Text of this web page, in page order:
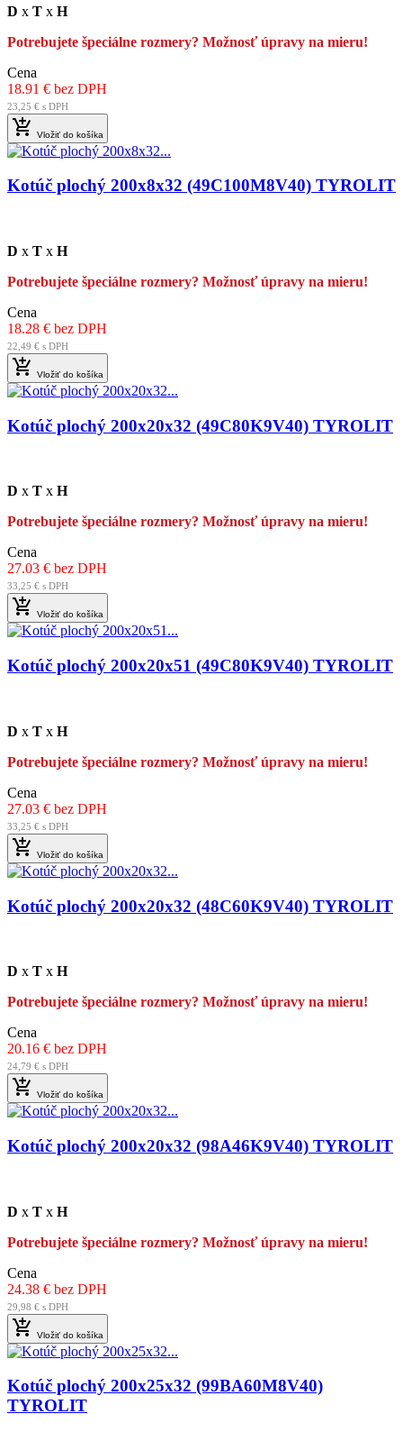
D x T x H
Potrebujete špeciálne rozmery? Možnosť úpravy na mieru!
Cena
18.91 € bez DPH
23,25 € s DPH
 Vložiť do košíka
Kotúč plochý 200x8x32 (49C100M8V40) TYROLIT
D x T x H
Potrebujete špeciálne rozmery? Možnosť úpravy na mieru!
Cena
18.28 € bez DPH
22,49 € s DPH
 Vložiť do košíka
Kotúč plochý 200x20x32 (49C80K9V40) TYROLIT
D x T x H
Potrebujete špeciálne rozmery? Možnosť úpravy na mieru!
Cena
27.03 € bez DPH
33,25 € s DPH
 Vložiť do košíka
Kotúč plochý 200x20x51 (49C80K9V40) TYROLIT
D x T x H
Potrebujete špeciálne rozmery? Možnosť úpravy na mieru!
Cena
27.03 € bez DPH
33,25 € s DPH
 Vložiť do košíka
Kotúč plochý 200x20x32 (48C60K9V40) TYROLIT
D x T x H
Potrebujete špeciálne rozmery? Možnosť úpravy na mieru!
Cena
20.16 € bez DPH
24,79 € s DPH
 Vložiť do košíka
Kotúč plochý 200x20x32 (98A46K9V40) TYROLIT
D x T x H
Potrebujete špeciálne rozmery? Možnosť úpravy na mieru!
Cena
24.38 € bez DPH
29,98 € s DPH
 Vložiť do košíka
Kotúč plochý 200x25x32 (99BA60M8V40)
TYROLIT